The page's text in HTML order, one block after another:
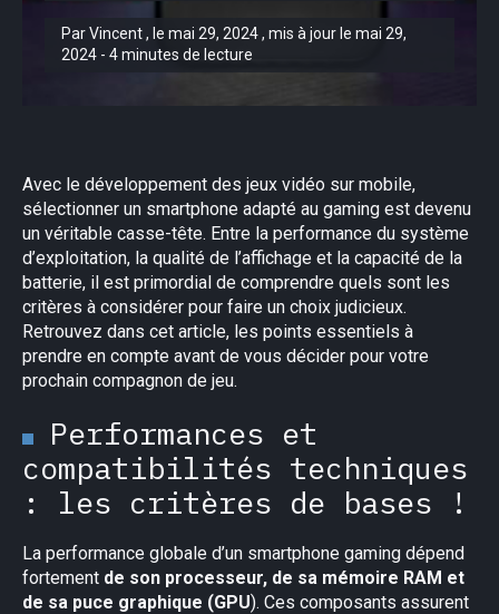
Par Vincent , le mai 29, 2024 , mis à jour le mai 29,
2024 - 4 minutes de lecture
Avec le développement des jeux vidéo sur mobile,
sélectionner un smartphone adapté au gaming est devenu
un véritable casse-tête. Entre la performance du système
d’exploitation, la qualité de l’affichage et la capacité de la
batterie, il est primordial de comprendre quels sont les
critères à considérer pour faire un choix judicieux.
Retrouvez dans cet article, les points essentiels à
prendre en compte avant de vous décider pour votre
prochain compagnon de jeu.
Performances et
compatibilités techniques
: les critères de bases !
La performance globale d’un smartphone gaming dépend
fortement de son processeur, de sa mémoire RAM et
de sa puce graphique (GPU). Ces composants assurent